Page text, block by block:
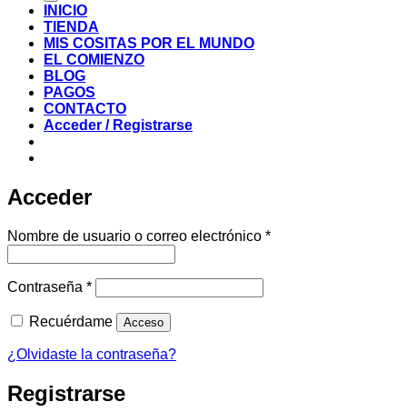
INICIO
TIENDA
MIS COSITAS POR EL MUNDO
EL COMIENZO
BLOG
PAGOS
CONTACTO
Acceder / Registrarse
Acceder
Nombre de usuario o correo electrónico *Obligatorio
Contraseña *Obligatorio
Recuérdame Acceso
¿Olvidaste la contraseña?
Registrarse